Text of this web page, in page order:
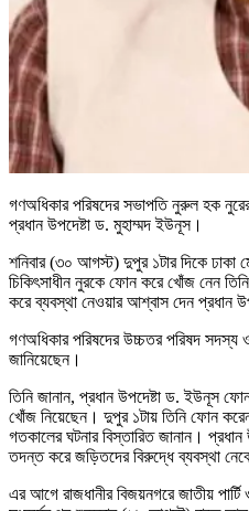
গণঅধিকার পরিষদের সভাপতি নুরুল হক
প্রধান উপদেষ্টা ড. মুহাম্মদ ইউনূস।
শনিবার (৩০ আগস্ট) দুপুর ১টার দিকে ঢাকা
চিকিৎসাধীন নুরকে ফোন করে খোঁজ নেন
করে ব্যবস্থা নেওয়ার আশ্বাস দেন প্রধান
গণঅধিকার পরিষদের উচ্চতর পরিষদ
জানিয়েছেন।
তিনি জানান, প্রধান উপদেষ্টা ড. ইউনূস
খোঁজ নিয়েছেন। দুপুর ১টায় তিনি ফোন
গতকালের ঘটনার বিস্তারিত জানান।
তদন্ত করে জড়িতদের বিরুদ্ধে ব্যবস্থা
এর আগে রাজধানীর বিজয়নগরে জাতীয়